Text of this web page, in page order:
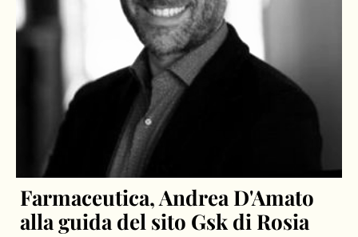
Farmaceutica, Andrea D'Amato
alla guida del sito Gsk di Rosia